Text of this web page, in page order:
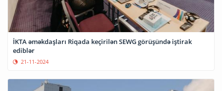
İKTA əməkdaşları Riqada keçirilən SEWG görüşündə iştirak
ediblər
21-11-2024